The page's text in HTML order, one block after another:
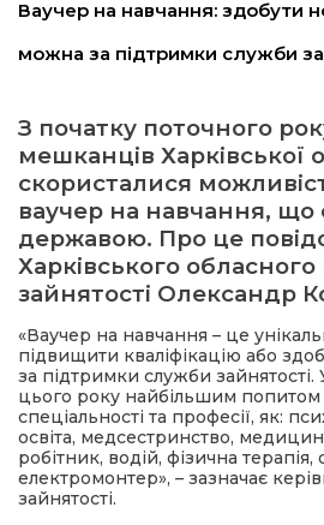
Ваучер на навчання: здобути
можна за підтримки служби
З початку поточного
мешканців Харківської
скористалися
ваучер на навчання, що
державою. Про це
Харківського
зайнятості Олександр
«Ваучер на навчання – це
підвищити кваліфікацію або
за підтримки служби зайнятості.
цього року найбільшим попитом
спеціальності та професії, як:
освіта, медсестринство,
робітник, водій, фізична
електромонтер», – зазначає
зайнятості.